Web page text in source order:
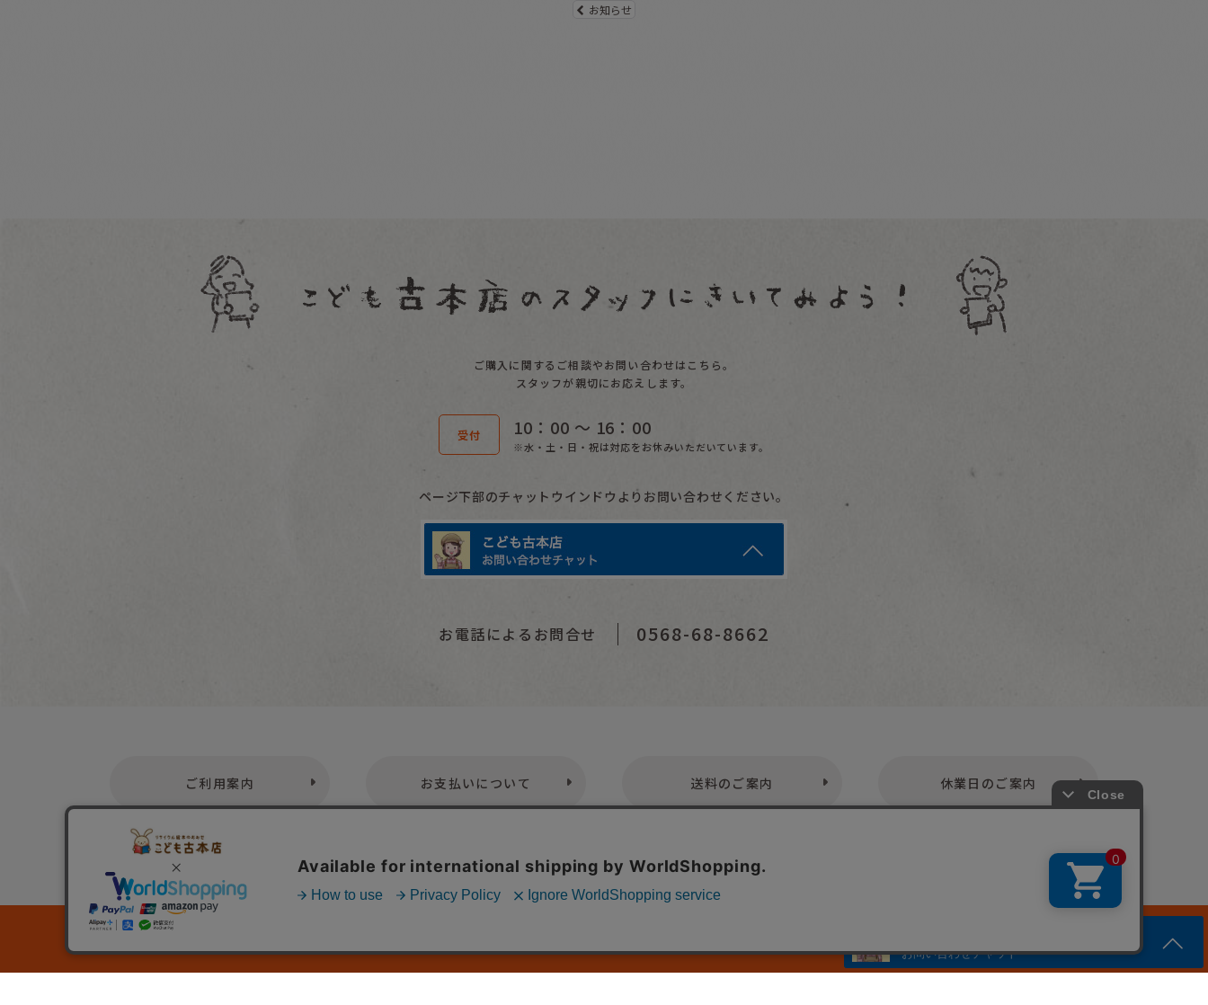
お知らせ
ご購入に関するご相談やお問い合わせはこちら。
スタッフが親切にお応えします。
受付 10：00 〜 16：00
※水・土・日・祝は対応をお休みいただいています。
ページ下部のチャットウインドウよりお問い合わせください。
お電話によるお問合せ 0568-68-8662
ご利用案内 お支払いについて 送料のご案内 休業日のご案内
プライバシーポリシー 特定商取引法表示 お問い合わせ
© Kodomofuruhonten. all rights reserved.